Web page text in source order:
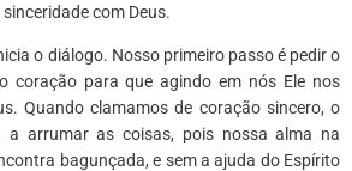
com Deus.
o diálogo. Nosso primeiro passo é pedir o
coração para que agindo em nós Ele nos
Quando clamamos de coração sincero, o
a arrumar as coisas, pois nossa alma na
bagunçada, e sem a ajuda do Espírito